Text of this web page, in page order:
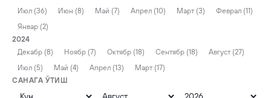
Июл (36)
Июн (8) Май (7) Апрел (10) Март (3)
Феврал (11)
Январ (2)
2024
Декабр (8)
Ноябр (7) Октябр (18) Сентябр (18)
Август (27)
Июл (5)
Май (4) Апрел (13)
Март (17)
САНАГА ЎТИШ